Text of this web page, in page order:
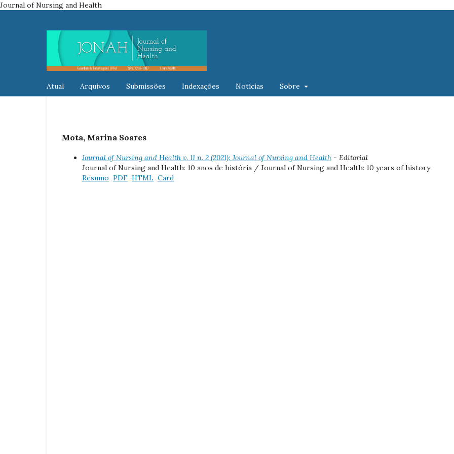
Journal of Nursing and Health
Atual Arquivos Submissões Indexações Notícias Sobre
Mota, Marina Soares
Journal of Nursing and Health v. 11 n. 2 (2021): Journal of Nursing and Health - Editorial
Journal of Nursing and Health: 10 anos de história / Journal of Nursing and Health: 10 years of history
Resumo PDF HTML Card